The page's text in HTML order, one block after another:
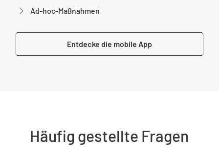
Ad-hoc-Maßnahmen
Entdecke die mobile App
Häufig gestellte Fragen